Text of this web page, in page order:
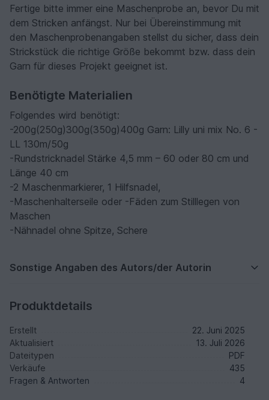
Fertige bitte immer eine Maschenprobe an, bevor Du mit
dem Stricken anfängst. Nur bei Übereinstimmung mit
den Maschenprobenangaben stellst du sicher, dass dein
Strickstück die richtige Größe bekommt bzw. dass dein
Garn für dieses Projekt geeignet ist.
Benötigte Materialien
Folgendes wird benötigt:
-200g(250g)300g(350g)400g Garn: Lilly uni mix No. 6 -
LL 130m/50g
-Rundstricknadel Stärke 4,5 mm – 60 oder 80 cm und
Länge 40 cm
-2 Maschenmarkierer, 1 Hilfsnadel,
-Maschenhalterseile oder -Fäden zum Stilllegen von
Maschen
-Nähnadel ohne Spitze, Schere
Sonstige Angaben des Autors/der Autorin
Produktdetails
Erstellt
22. Juni 2025
Aktualisiert
13. Juli 2026
Dateitypen
PDF
Verkäufe
435
Fragen & Antworten
4